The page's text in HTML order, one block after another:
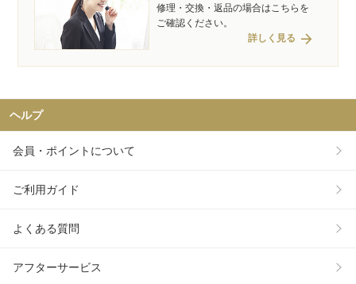
修理・交換・返品の場合はこちらを
ご確認ください。
詳しく見る arrow_forward
ヘルプ
会員・ポイントについて
ご利用ガイド
よくある質問
アフターサービス